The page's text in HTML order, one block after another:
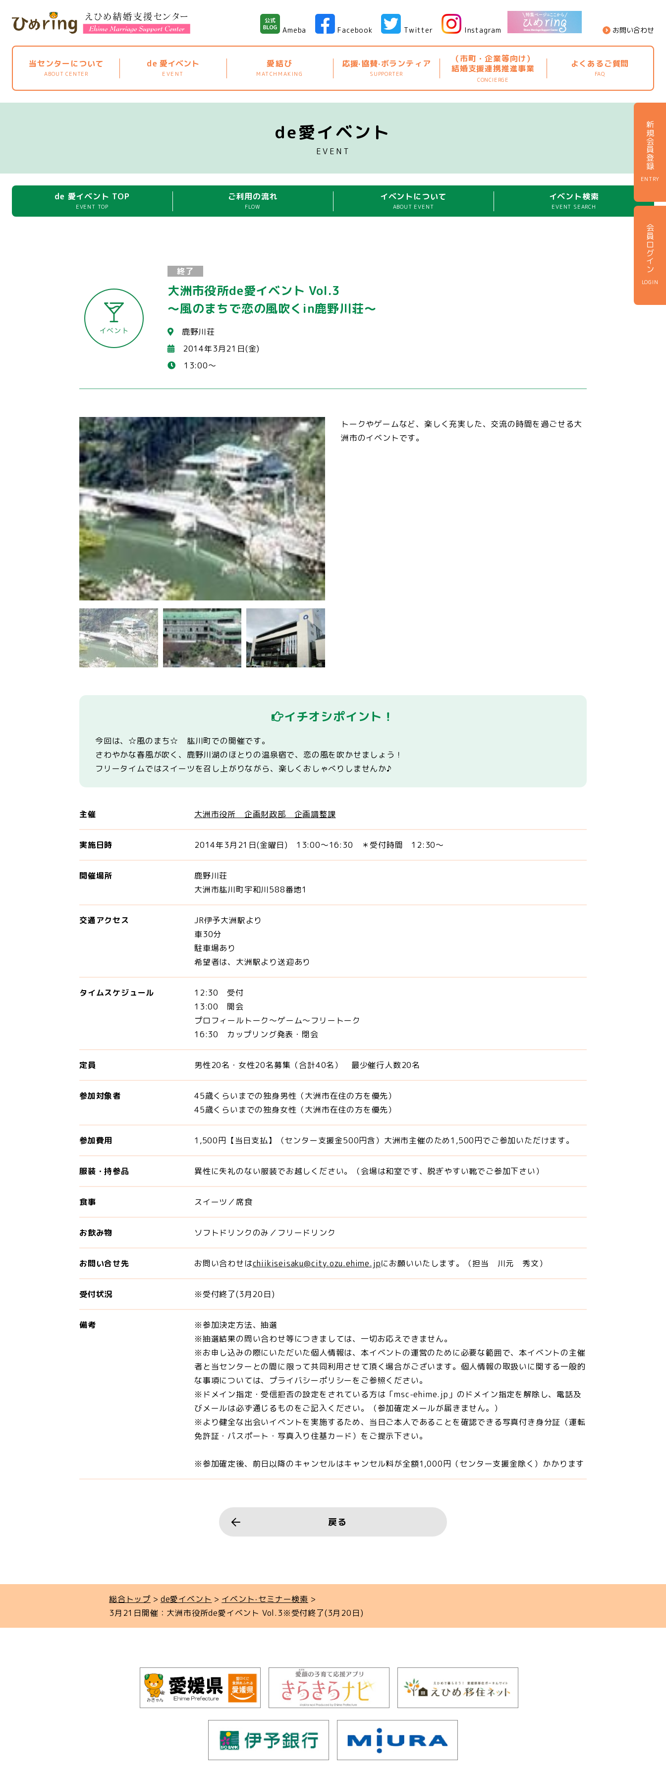
de 愛イベント
EVENT
愛結び
MATCHMAKING
当センターについて
ABOUT CENTER
応援·協賛·ボランティア
SUPPORTER
（市町・企業等向け）
結婚支援連携推進事業
CONCIERGE
よくあるご質問
FAQ
お問い合わせ
Ameba Facebook Twitter Instagram
新規会員登録
ENTRY
会員ログイン
LOGIN
de愛イベント
EVENT
de 愛イベント TOP
EVENT TOP
ご利用の流れ
FLOW
イベントについて
ABOUT EVENT
イベント検索
EVENT SEARCH
終了
大洲市役所de愛イベント Vol.3
～風のまちで恋の風吹くin鹿野川荘～
鹿野川荘
2014年3月21日(金)
13:00～
トークやゲームなど、楽しく充実した、交流の時間を過ごせる大
洲市のイベントです。
イチオシポイント！
今回は、☆風のまち☆ 肱川町での開催です。
さわやかな春風が吹く、鹿野川湖のほとりの温泉宿で、恋の風を吹かせましょう！
フリータイムではスイーツを召し上がりながら、楽しくおしゃべりしませんか♪
主催 大洲市役所 企画財政部 企画調整課
実施日時 2014年3月21日(金曜日) 13:00～16:30 ＊受付時間 12:30～
開催場所
鹿野川荘
大洲市肱川町宇和川588番地1
交通アクセス
JR伊予大洲駅より
車30分
駐車場あり
希望者は、大洲駅より送迎あり
タイムスケジュール
12:30 受付
13:00 開会
プロフィールトーク～ゲーム～フリートーク
16:30 カップリング発表・閉会
定員 男性20名・女性20名募集（合計40名） 最少催行人数20名
参加対象者
45歳くらいまでの独身男性（大洲市在住の方を優先）
45歳くらいまでの独身女性（大洲市在住の方を優先）
参加費用 1,500円【当日支払】（センター支援金500円含）大洲市主催のため1,500円でご参加いただけます。
服装・持参品 異性に失礼のない服装でお越しください。（会場は和室です、脱ぎやすい靴でご参加下さい）
食事 スイーツ／席食
お飲み物 ソフトドリンクのみ／フリードリンク
お問い合せ先 お問い合わせはchiikiseisaku@city.ozu.ehime.jpにお願いいたします。（担当 川元 秀文）
受付状況 ※受付終了(3月20日)
備考
※参加決定方法、抽選
※抽選結果の問い合わせ等につきましては、一切お応えできません。
※お申し込みの際にいただいた個人情報は、本イベントの運営のために必要な範囲で、本イベントの主催
者と当センターとの間に限って共同利用させて頂く場合がございます。個人情報の取扱いに関する一般的
な事項については、プライバシーポリシーをご参照ください。
※ドメイン指定・受信拒否の設定をされている方は「msc-ehime.jp」のドメイン指定を解除し、電話及
びメールは必ず通じるものをご記入ください。（参加確定メールが届きません。）
※より健全な出会いイベントを実施するため、当日ご本人であることを確認できる写真付き身分証（運転
免許証・パスポート・写真入り住基カード）をご提示下さい。
※参加確定後、前日以降のキャンセルはキャンセル料が全額1,000円（センター支援金除く）かかります
戻る
総合トップ de愛イベント
イベント‧セミナー検索
3月21日開催：大洲市役所de愛イベント Vol.3※受付終了(3月20日)